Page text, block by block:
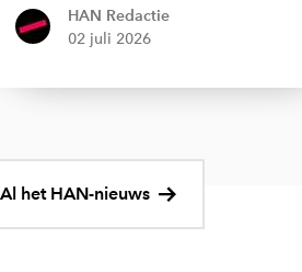
HAN Redactie
02 juli 2026
Al het HAN-nieuws